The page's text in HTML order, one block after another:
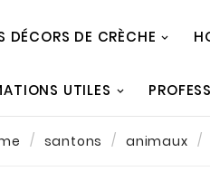
DÉCORS DE CRÈCHE
UTILES
santons animaux